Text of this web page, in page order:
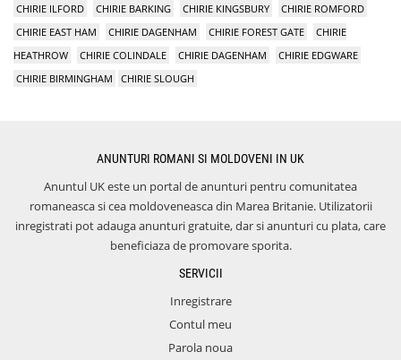
CHIRIE ILFORD
CHIRIE BARKING CHIRIE KINGSBURY
CHIRIE ROMFORD
CHIRIE EAST HAM
CHIRIE DAGENHAM CHIRIE FOREST GATE
CHIRIE
HEATHROW
CHIRIE COLINDALE CHIRIE DAGENHAM
CHIRIE EDGWARE
CHIRIE BIRMINGHAM
CHIRIE SLOUGH
ANUNTURI ROMANI SI MOLDOVENI IN UK
Anuntul UK este un portal de anunturi pentru comunitatea
romaneasca si cea moldoveneasca din Marea Britanie. Utilizatorii
inregistrati pot adauga anunturi gratuite, dar si anunturi cu plata, care
beneficiaza de promovare sporita.
SERVICII
Inregistrare
Contul meu
Parola noua